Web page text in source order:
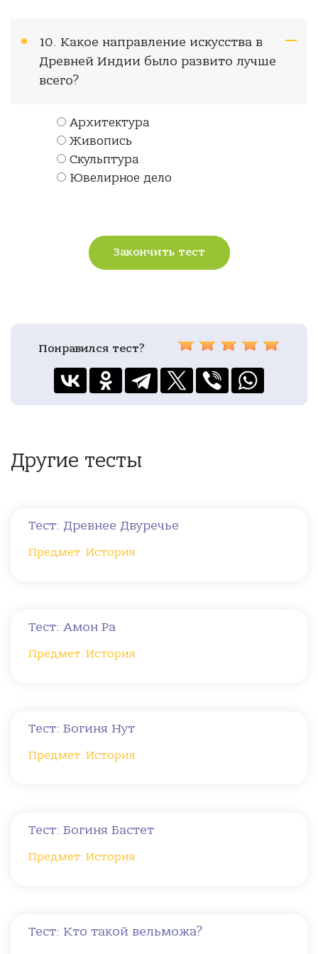
10. Какое направление искусства в
Древней Индии было развито лучше
всего?
Архитектура
Живопись
Скульптура
Ювелирное дело
Закончить тест
Понравился тест?
Другие тесты
Тест: Древнее Двуречье
Предмет: История
Тест: Амон Ра
Предмет: История
Тест: Богиня Нут
Предмет: История
Тест: Богиня Бастет
Предмет: История
Тест: Кто такой вельможа?